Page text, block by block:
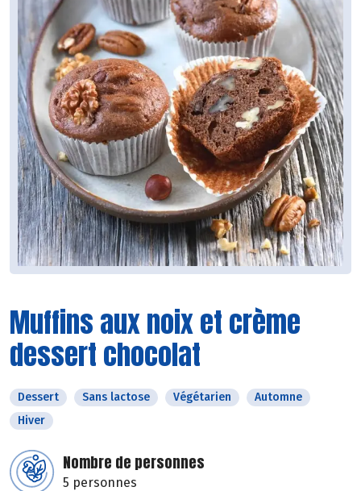
Muffins aux noix et crème
dessert chocolat
Dessert Sans lactose Végétarien
Automne
Hiver
Nombre de personnes
5 personnes